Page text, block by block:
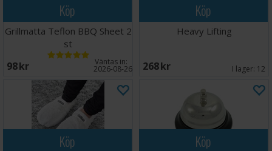
Köp
Grillmatta Teflon BBQ Sheet 2
st
98 SEK Väntas in:
2026-08-26
Köp
Heavy Lifting
268 SEK I lager: 12
Köp Köp